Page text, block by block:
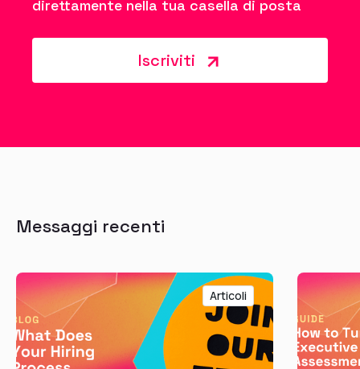
direttamente nella tua casella di posta
Iscriviti
Messaggi recenti
Articoli